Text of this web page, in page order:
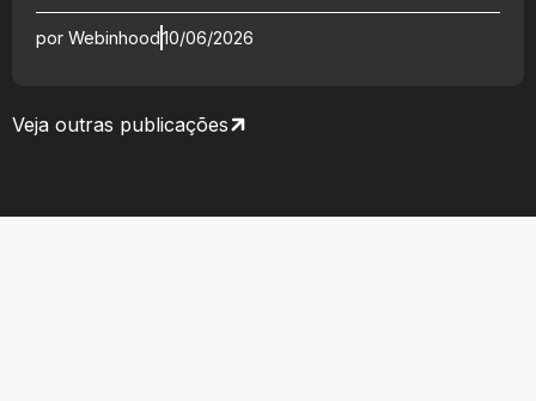
por Webinhood10/06/2026
Veja outras publicações